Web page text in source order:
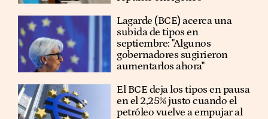
Lagarde (BCE) acerca una
subida de tipos en
septiembre: "Algunos
gobernadores sugirieron
aumentarlos ahora"
El BCE deja los tipos en pausa
en el 2,25% justo cuando el
petróleo vuelve a empujar al